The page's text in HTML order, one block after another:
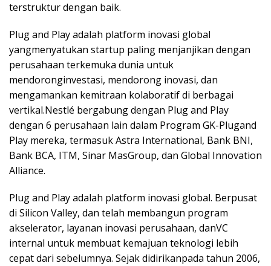
terstruktur dengan baik.
Plug and Play adalah platform inovasi global
yangmenyatukan startup paling menjanjikan dengan
perusahaan terkemuka dunia untuk
mendoronginvestasi, mendorong inovasi, dan
mengamankan kemitraan kolaboratif di berbagai
vertikal.Nestlé bergabung dengan Plug and Play
dengan 6 perusahaan lain dalam Program GK-Plugand
Play mereka, termasuk Astra International, Bank BNI,
Bank BCA, ITM, Sinar MasGroup, dan Global Innovation
Alliance.
Plug and Play adalah platform inovasi global. Berpusat
di Silicon Valley, dan telah membangun program
akselerator, layanan inovasi perusahaan, danVC
internal untuk membuat kemajuan teknologi lebih
cepat dari sebelumnya. Sejak didirikanpada tahun 2006,